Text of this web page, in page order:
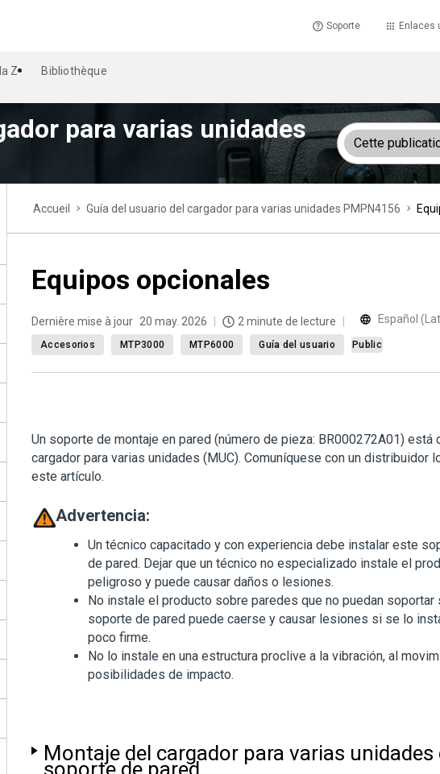
Soporte Enlaces
Z Bibliothèque
para varias unidades
Cette
Accueil Guía del usuario del cargador para varias unidades PMPN4156
Equipos opcionales
Dernière mise à jour 20 may. 2026 2 minute de lecture Español
Accesorios MTP3000 MTP6000 Guía del usuario Public
Un soporte de montaje en pared (número de pieza: BR000272A01) está
cargador para varias unidades (MUC). Comuníquese con un distribuidor
este artículo.
Advertencia:
Un técnico capacitado y con experiencia debe instalar este
de pared. Dejar que un técnico no especializado instale el
peligroso y puede causar daños o lesiones.
No instale el producto sobre paredes que no puedan soportar
soporte de pared puede caerse y causar lesiones si se lo
poco firme.
No lo instale en una estructura proclive a la vibración, al
posibilidades de impacto.
Montaje del cargador para varias unidades
soporte de pared